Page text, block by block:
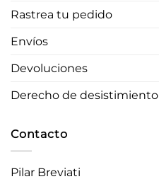
Rastrea tu pedido
Envíos
Devoluciones
Derecho de desistimiento
Contacto
Pilar Breviati